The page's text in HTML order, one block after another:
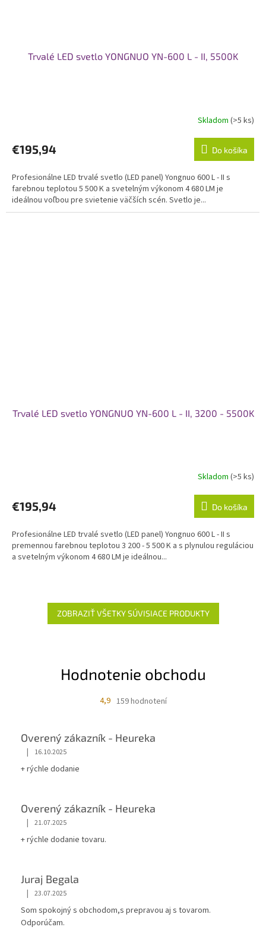
Trvalé LED svetlo YONGNUO YN-600 L - II, 5500K
Skladom (>5 ks)
€195,94 Do košíka
Profesionálne LED trvalé svetlo (LED panel) Yongnuo 600 L - II s
farebnou teplotou 5 500 K a svetelným výkonom 4 680 LM je
ideálnou voľbou pre svietenie väčších scén. Svetlo je...
Trvalé LED svetlo YONGNUO YN-600 L - II, 3200 - 5500K
Skladom (>5 ks)
€195,94 Do košíka
Profesionálne LED trvalé svetlo (LED panel) Yongnuo 600 L - II s
premennou farebnou teplotou 3 200 - 5 500 K a s plynulou reguláciou
a svetelným výkonom 4 680 LM je ideálnou...
ZOBRAZIŤ VŠETKY SÚVISIACE PRODUKTY
Hodnotenie obchodu
4,9 159 hodnotení
Overený zákazník - Heureka
| 16.10.2025
+ rýchle dodanie
Overený zákazník - Heureka
| 21.07.2025
+ rýchle dodanie tovaru.
Juraj Begala
| 23.07.2025
Som spokojný s obchodom,s prepravou aj s tovarom.
Odporúčam.